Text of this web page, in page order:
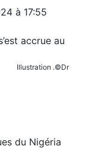
à 17:55
Illustration .©Dr
du Nigéria